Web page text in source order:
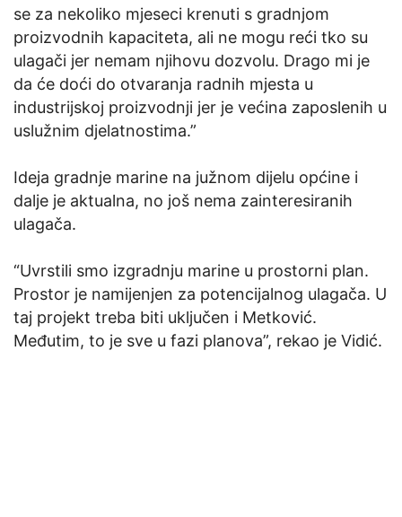
se za nekoliko mjeseci krenuti s gradnjom
proizvodnih kapaciteta, ali ne mogu reći tko su
ulagači jer nemam njihovu dozvolu. Drago mi je
da će doći do otvaranja radnih mjesta u
industrijskoj proizvodnji jer je većina zaposlenih u
uslužnim djelatnostima.”
Ideja gradnje marine na južnom dijelu općine i
dalje je aktualna, no još nema zainteresiranih
ulagača.
“Uvrstili smo izgradnju marine u prostorni plan.
Prostor je namijenjen za potencijalnog ulagača. U
taj projekt treba biti uključen i Metković.
Međutim, to je sve u fazi planova”, rekao je Vidić.